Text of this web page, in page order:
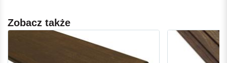
Zobacz także